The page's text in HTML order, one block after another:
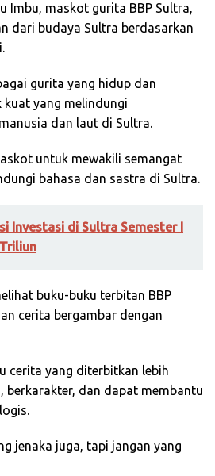
Imbu, maskot gurita BBP Sultra,
dari budaya Sultra berdasarkan
gurita yang hidup dan
yang melindungi
dan laut di Sultra.
untuk mewakili semangat
bahasa dan sastra di Sultra.
Investasi di Sultra Semester I
buku-buku terbitan BBP
cerita bergambar dengan
cerita yang diterbitkan lebih
berkarakter, dan dapat membantu
jenaka juga, tapi jangan yang